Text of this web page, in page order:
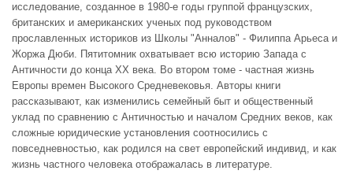
исследование, созданное в 1980-е годы группой французских,
британских и американских ученых под руководством
прославленных историков из Школы "Анналов" - Филиппа Арьеса и
Жоржа Дюби. Пятитомник охватывает всю историю Запада с
Античности до конца XX века. Во втором томе - частная жизнь
Европы времен Высокого Средневековья. Авторы книги
рассказывают, как изменились семейный быт и общественный
уклад по сравнению с Античностью и началом Средних веков, как
сложные юридические установления соотносились с
повседневностью, как родился на свет европейский индивид, и как
жизнь частного человека отображалась в литературе.